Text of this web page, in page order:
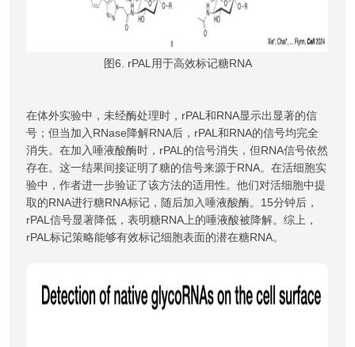
图6. rPAL用于高效标记糖RNA
在体外实验中，未经酶处理时，rPAL和RNA显示出显著的信
号；但当加入RNase降解RNA后，rPAL和RNA的信号均完全
消失。在加入唾液酸酶时，rPAL的信号消失，但RNA信号依然
存在。这一结果间接证明了糖的信号来源于RNA。在活细胞实
验中，作者进一步验证了该方法的适用性。他们对活细胞中提
取的RNA进行糖RNA标记，随后加入唾液酸酶。15分钟后，
rPAL信号显著降低，表明糖RNA上的唾液酸被降解。综上，
rPAL标记策略能够有效标记细胞表面的潜在糖RNA。